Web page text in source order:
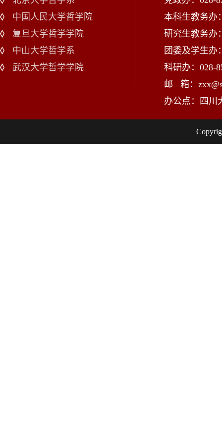
中国人民大学哲学院
复旦大学哲学学院
中山大学哲学系
武汉大学哲学学院
本科生教务办
研究生教务办
团委及学生办
科研办：028-
邮 箱：
办公点：四川